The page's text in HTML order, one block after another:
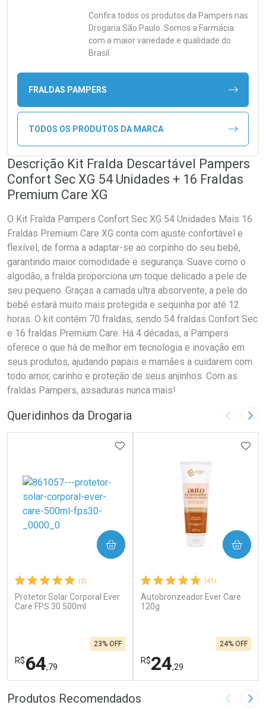
Confira todos os produtos da Pampers nas
Drogaria São Paulo. Somos a Farmácia
com a maior variedade e qualidade do
Brasil.
FRALDAS PAMPERS
TODOS OS PRODUTOS DA MARCA
Descrição Kit Fralda Descartável Pampers
Confort Sec XG 54 Unidades + 16 Fraldas
Premium Care XG
O Kit Fralda Pampers Confort Sec XG 54 Unidades Mais 16
Fraldas Premium Care XG conta com ajuste confortável e
flexível, de forma a adaptar-se ao corpinho do seu bebê,
garantindo maior comodidade e segurança. Suave como o
algodão, a fralda proporciona um toque delicado a pele de
seu pequeno. Graças a camada ultra absorvente, a pele do
bebê estará muito mais protegida e sequinha por até 12
horas. O kit contém 70 fraldas, sendo 54 fraldas Confort Sec
e 16 fraldas Premium Care. Há 4 décadas, a Pampers
oferece o que há de melhor em tecnologia e inovação em
seus produtos, ajudando papais e mamães a cuidarem com
todo amor, carinho e proteção de seus anjinhos. Com as
fraldas Pampers, assaduras nunca mais!
Queridinhos da Drogaria Imagem
(2)
Protetor Solar Corporal Ever
Care FPS 30 500ml
R$64,79
23% OFF
ADICIONAR AOS FAVORITOS
COMPRAR
FECHAR
FECHAR
(41)
Autobronzeador Ever Care
120g
R$24,29
24% OFF
COMPRAR
Produtos Recomendados Imagem